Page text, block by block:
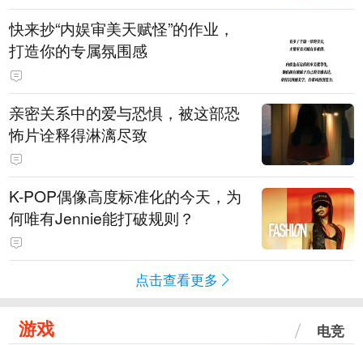
快来抄“内娱审美天赋怪”的作业，
打造你的专属氛围感
亲密关系中的爱与恐惧，被这部恐
怖片诠释得淋漓尽致
K-POP偶像高度标准化的今天，为
何唯有Jennie能打破规则？
点击查看更多
游戏 电竞